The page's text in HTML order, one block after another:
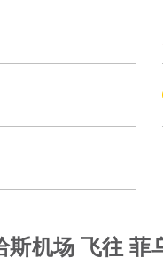
机场 飞往 菲